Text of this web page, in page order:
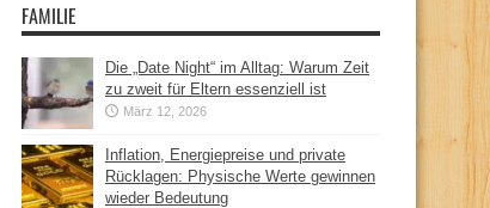
FAMILIE
Die „Date Night“ im Alltag: Warum Zeit
zu zweit für Eltern essenziell ist
März 12, 2026
Inflation, Energiepreise und private
Rücklagen: Physische Werte gewinnen
wieder Bedeutung